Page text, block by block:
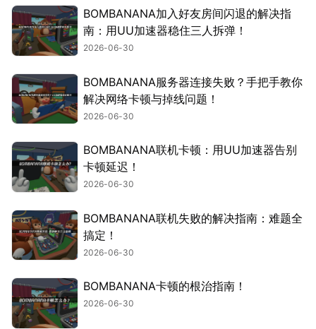
BOMBANANA加入好友房间闪退的解决指
南：用UU加速器稳住三人拆弹！
2026-06-30
BOMBANANA服务器连接失败？手把手教你
解决网络卡顿与掉线问题！
2026-06-30
BOMBANANA联机卡顿：用UU加速器告别
卡顿延迟！
2026-06-30
BOMBANANA联机失败的解决指南：难题全
搞定！
2026-06-30
BOMBANANA卡顿的根治指南！
2026-06-30